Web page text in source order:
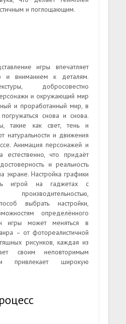
и поглощающим.
игры впечатляет
и вниманием к деталям.
добросовестно
и окружающий мир
и проработанный мир, в
снова и снова.
такие как свет, тень и
натуральности и движения
Анимация персонажей и
естественно, что придаёт
и реальность
экране. Настройка графики
игрой на гаджетах с
выбрать настройки,
определённого
игры может меняться в
– от фотореалистичной
рисунков, каждая из
своим неповторимым
привлекает широкую